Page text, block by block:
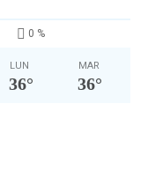
0 %
LUN
36°
MAR
36°